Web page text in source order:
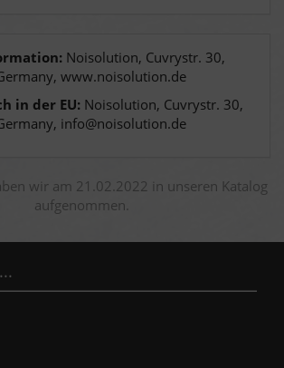
Noisolution, Cuvrystr. 30,
www.noisolution.de
in der EU: Noisolution, Cuvrystr. 30,
info@noisolution.de
wir am 21.02.2022 in unseren Katalog
aufgenommen.